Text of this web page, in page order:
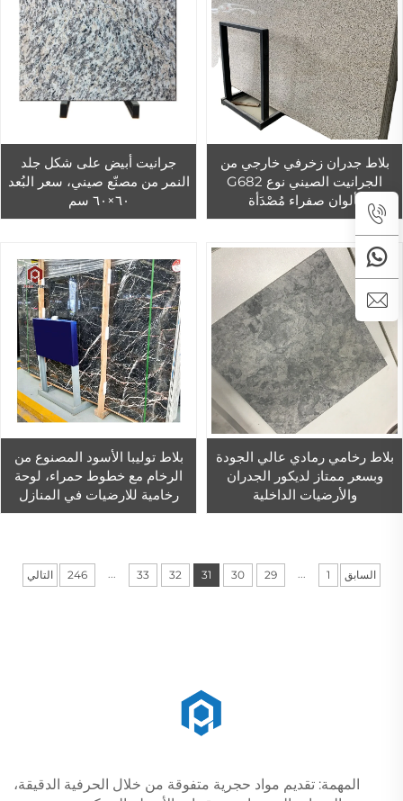
بلاط جدران زخرفي خارجي من
الجرانيت الصيني نوع G682
بألوان صفراء مُصْدَأة
جرانيت أبيض على شكل جلد
النمر من مصنّع صيني، سعر البُعد
٦٠×٦٠ سم
بلاط رخامي رمادي عالي الجودة
وبسعر ممتاز لديكور الجدران
والأرضيات الداخلية
بلاط توليبا الأسود المصنوع من
الرخام مع خطوط حمراء، لوحة
رخامية للارضيات في المنازل
السابق 1
...
29
30
31
32
33
...
246 التالي
المهمة: تقديم مواد حجرية متفوقة من خلال الحرفية الدقيقة،